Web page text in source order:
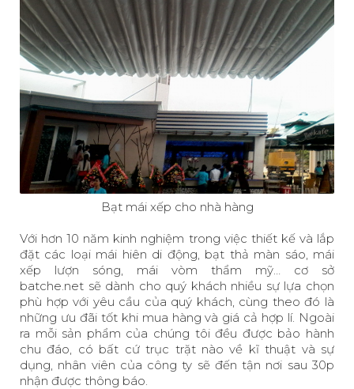
Bạt mái xếp cho nhà hàng
Với hơn 10 năm kinh nghiệm trong việc thiết kế và lắp
đặt các loại mái hiên di động, bạt thả màn sáo, mái
xếp lượn sóng, mái vòm thẩm mỹ… cơ sở
batche.net sẽ dành cho quý khách nhiều sự lựa chọn
phù hợp với yêu cầu của quý khách, cùng theo đó là
những ưu đãi tốt khi mua hàng và giá cả hợp lí. Ngoài
ra mỗi sản phẩm của chúng tôi đều được bảo hành
chu đáo, có bất cứ trục trặt nào về kĩ thuật và sự
dụng, nhân viên của công ty sẽ đến tận nơi sau 30p
nhận được thông báo.